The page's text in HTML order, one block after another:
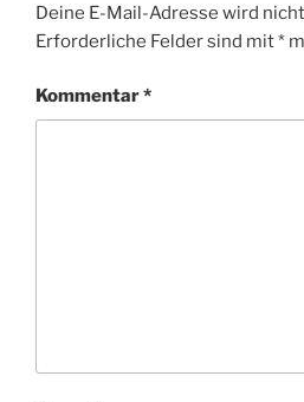
Deine E-Mail-Adresse wird
Erforderliche Felder sind mit*
Kommentar*